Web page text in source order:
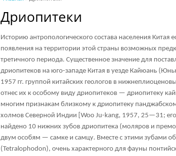
Дриопитеки
Историю антропологического состава населения Китая
появления на территории этой страны возможных
третичного периода. Существенное значение для
дриопитеков на юго-западе Китая в уезде Кайюань
1957 гг. группой китайских геологов в
отнес их к особому виду дриопитеков — дриопитеку
многим признакам близкому к дриопитеку
холмов Северной Индии [Woo Ju-kang, 1957, 25—31;
найдено 10 нижних зубов дриопитека (моляров и
двум особям — самке и самцу. Вместе с этими зубами
(Tetralophodon), очень характерного для фауны